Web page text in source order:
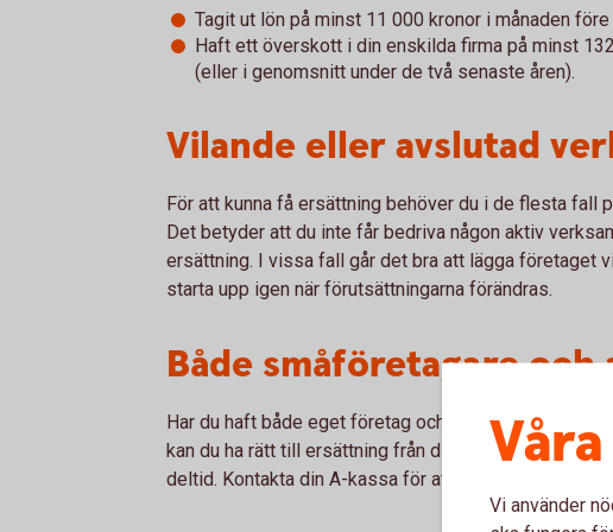
Tagit ut lön på minst 11 000 kronor i månaden
Haft ett överskott i din enskilda firma på minst
(eller i genomsnitt under de två senaste åren).
Vilande eller avslutad
För att kunna få ersättning behöver du i de flesta fall
Det betyder att du inte får bedriva någon aktiv
ersättning. I vissa fall går det bra att lägga företaget
starta upp igen när förutsättningarna förändras.
Både småföretagare och
Har du haft både eget företag och en anställning?
kan du ha rätt till ersättning från din anställning, även
deltid. Kontakta din A-kassa för att få vägledning
Vi använder